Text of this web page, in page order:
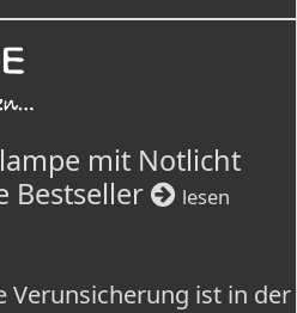
mit Notlicht
Bestseller
lesen
Verunsicherung ist in der